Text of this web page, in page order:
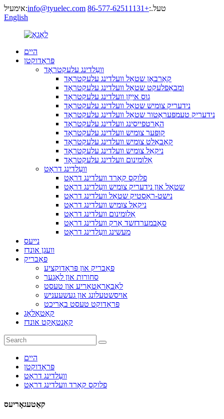
אימעיל:info@tyuelec.com טעל.:+86-577-62511131
English
היים
פּראָדוקטן
וועַלדינג עלעקטראָד
קאַרבאָן שטאָל וועלדינג עלעקטראָד
ומבאַפלעקט שטאָל וועלדינג עלעקטראָד
גוס אייַזן וועלדינג עלעקטראָד
נידעריק צומיש שטאָל וועלדינג עלעקטראָד
נידעריק טעמפּעראַטור שטאָל וועלדינג עלעקטראָד
האַרטפייסינג וועלדינג עלעקטראָד
קופּער צומיש וועלדינג עלעקטראָד
קאָבאַלט צומיש וועלדינג עלעקטראָד
ניקאַל צומיש וועלדינג עלעקטראָד
אַלומינום וועלדינג עלעקטראָד
וועַלדינג דראָט
פלוקס קאָרד וועלדינג דראָט
שטאָל און נידעריק צומיש וועַלדינג דראָט
נישט-ראַסטיק שטאָל וועלדינג דראָט
ניקאַל צומיש וועלדינג דראָט
אַלומינום וועלדינג דראָט
סאַבמערדזשד אַרק וועלדינג דראָט
מעשינג וועַלדינג דראָט
נייעס
וועגן אונדז
פאַבריק
פאַבריק און פּראָדוקציע
סחורות און לאַגער
לאַבאָראַטאָריע און טעסט
אויסשטעלונג און געשעעניש
פּראָדוקט טעסט באַריכט
קאַטאַלאָג
קאָנטאַקט אונדז
היים
פּראָדוקטן
וועַלדינג דראָט
פלוקס קאָרד וועלדינג דראָט
קאַטעגאָריעס